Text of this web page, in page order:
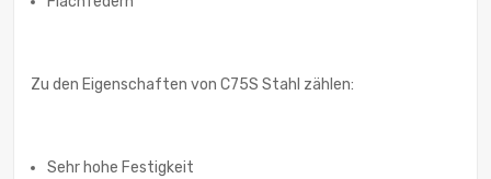
Zu den Eigenschaften von C75S Stahl zählen:
Sehr hohe Festigkeit